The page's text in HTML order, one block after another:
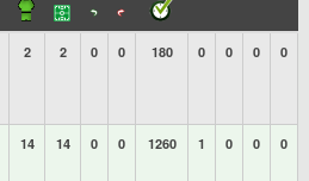
2 2 0 0 180 0 0 0 0
14 14 0 0 1260 1 0 0 0